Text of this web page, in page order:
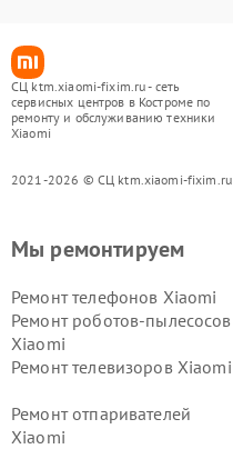
СЦ ktm.xiaomi-fixim.ru - сеть
сервисных центров в Костроме по
ремонту и обслуживанию техники
Xiaomi
2021-2026 © СЦ ktm.xiaomi-fixim.ru
Мы ремонтируем
Ремонт телефонов Xiaomi
Ремонт роботов-пылесосов
Xiaomi
Ремонт телевизоров Xiaomi
Ремонт отпаривателей
Xiaomi